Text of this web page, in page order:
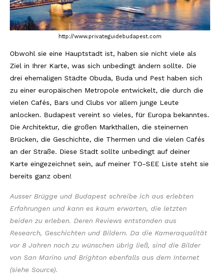
http://www.privateguidebudapest.com
Obwohl sie eine Hauptstadt ist, haben sie nicht viele als
Ziel in Ihrer Karte, was sich unbedingt ändern sollte. Die
drei ehemaligen Städte Obuda, Buda und Pest haben sich
zu einer europäischen Metropole entwickelt, die durch die
vielen Cafés, Bars und Clubs vor allem junge Leute
anlocken. Budapest vereint so vieles, für Europa bekanntes.
Die Architektur, die großen Markthallen, die steinernen
Brücken, die Geschichte, die Thermen und die vielen Cafés
an der Straße. Diese Stadt sollte unbedingt auf deiner
Karte eingezeichnet sein, auf meiner TO-SEE Liste steht sie
bereits ganz oben!
Ausser Brügge und Budapest schreibe ich aus erlebten
Erfahrungen und kann es kaum erwarten, die letzten
beiden zu erleben. Deren Reviews entstanden aus
Research, Geschichten und Bildern. Da die Kameraqualität
vor 8 Jahren noch zu wünschen übrig ließ, sind die Bilder
von San Marino und Brighton ebenfalls aus dem Internet
(siehe Source).